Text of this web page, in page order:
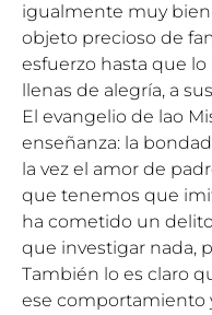
igualmente muy
objeto precioso de
esfuerzo hasta que
llenas de alegría, a
El evangelio de lao
enseñanza: la
la vez el amor de
que tenemos que
ha cometido un
que investigar nada,
También lo es claro
ese comportamiento